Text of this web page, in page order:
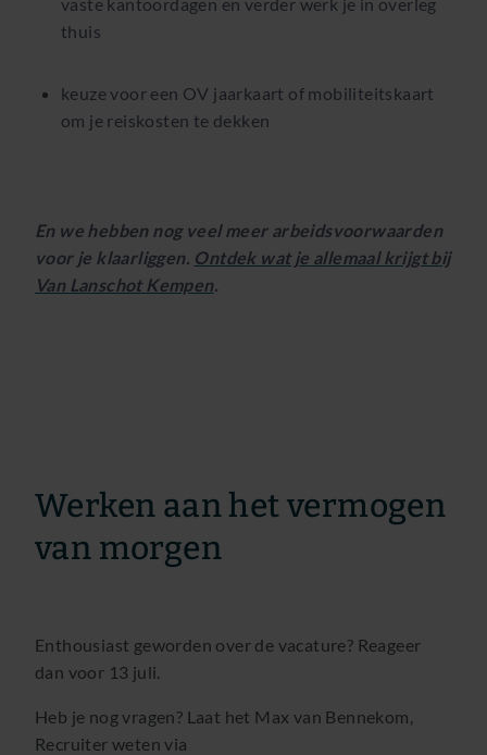
vaste kantoordagen en verder werk je in overleg
thuis
keuze voor een OV jaarkaart of mobiliteitskaart
om je reiskosten te dekken
En we hebben nog veel meer arbeidsvoorwaarden
voor je klaarliggen. Ontdek wat je allemaal krijgt bij
Van Lanschot Kempen.
Werken aan het vermogen
van morgen
Enthousiast geworden over de vacature? Reageer
dan voor 13 juli.
Heb je nog vragen? Laat het Max van Bennekom,
Recruiter weten via